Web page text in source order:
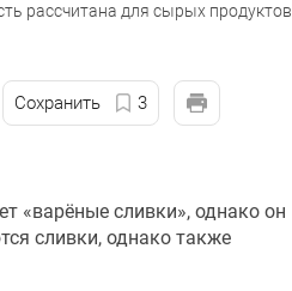
рассчитана для сырых продуктов
Сохранить 3
«варёные сливки», однако он
сливки, однако также